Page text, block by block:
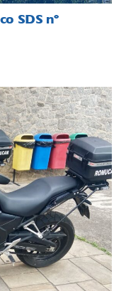
SDS nº